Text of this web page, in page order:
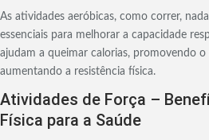
As atividades aeróbicas, como correr,
essenciais para melhorar a capacidade
ajudam a queimar calorias, promovendo
aumentando a resistência física.
Atividades de Força –
Física para a Saúde